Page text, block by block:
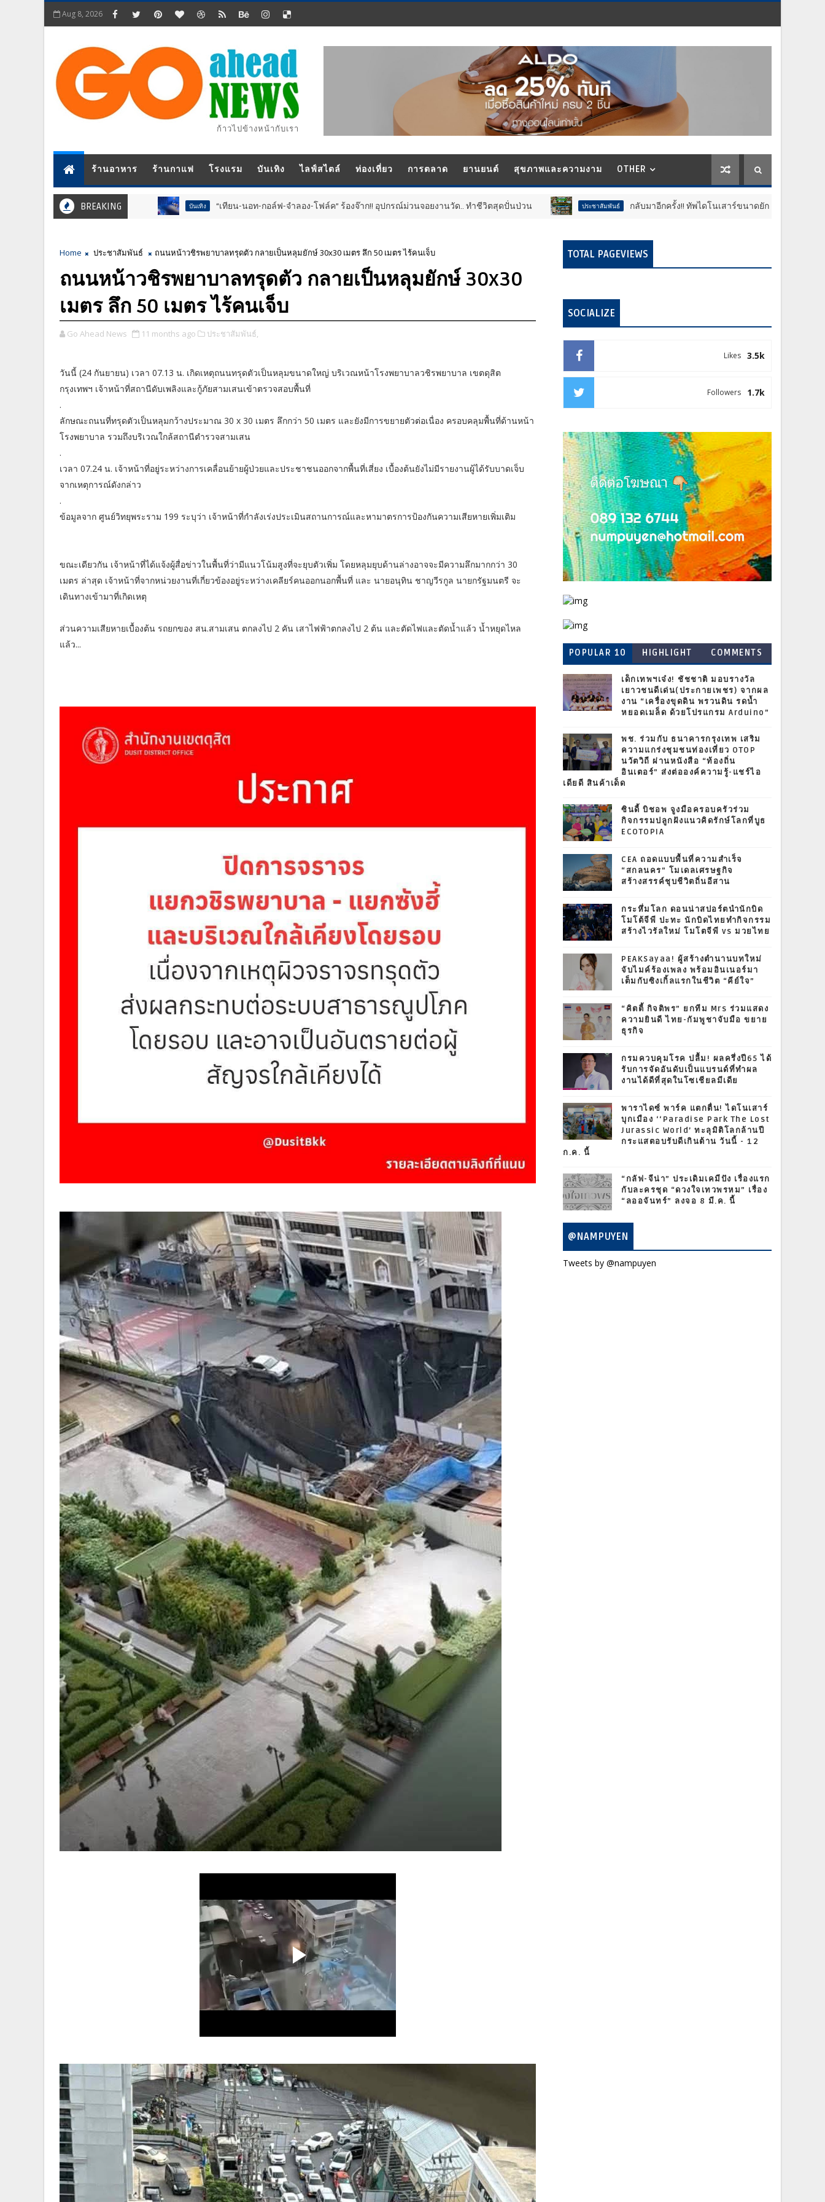
Aug 8, 2026
ก้าวไปข้างหน้ากับเรา
ร้านอาหาร ร้านกาแฟ โรงแรม บันเทิง ไลฟ์สไตล์ ท่องเที่ยว การตลาด ยานยนต์ สุขภาพและความงาม OTHER
BREAKING “เทียน-นอท-กอล์ฟ-จำลอง-โฟล์ค” ร้องจ๊าก!! อุปกรณ์ม่วนจอยงานวัด.. ทำชีวิตสุดปั่นป่วน ประชาสัมพันธ์ กลับมาอีกครั้ง!! ทัพไดโนเสาร์ขนาดยักษ์บุกใจกลางกรุง@ศูนย์การ
Home ประชาสัมพันธ์ ถนนหน้าวชิรพยาบาลทรุดตัว กลายเป็นหลุมยักษ์ 30x30 เมตร ลึก 50 เมตร ไร้คนเจ็บ
ถนนหน้าวชิรพยาบาลทรุดตัว กลายเป็นหลุมยักษ์ 30x30
เมตร ลึก 50 เมตร ไร้คนเจ็บ
Go Ahead News 11 months ago ประชาสัมพันธ์,
วันนี้ (24 กันยายน) เวลา 07.13 น. เกิดเหตุถนนทรุดตัวเป็นหลุมขนาดใหญ่ บริเวณหน้าโรงพยาบาลวชิรพยาบาล เขตดุสิต
กรุงเทพฯ เจ้าหน้าที่สถานีดับเพลิงและกู้ภัยสามเสนเข้าตรวจสอบพื้นที่
.
ลักษณะถนนที่ทรุดตัวเป็นหลุมกว้างประมาณ 30 x 30 เมตร ลึกกว่า 50 เมตร และยังมีการขยายตัวต่อเนื่อง ครอบคลุมพื้นที่ด้านหน้า
โรงพยาบาล รวมถึงบริเวณใกล้สถานีตำรวจสามเสน
.
เวลา 07.24 น. เจ้าหน้าที่อยู่ระหว่างการเคลื่อนย้ายผู้ป่วยและประชาชนออกจากพื้นที่เสี่ยง เบื้องต้นยังไม่มีรายงานผู้ได้รับบาดเจ็บ
จากเหตุการณ์ดังกล่าว
.
ข้อมูลจาก ศูนย์วิทยุพระราม 199 ระบุว่า เจ้าหน้าที่กำลังเร่งประเมินสถานการณ์และหามาตรการป้องกันความเสียหายเพิ่มเติม
ขณะเดียวกัน เจ้าหน้าที่ได้แจ้งผู้สื่อข่าวในพื้นที่ว่ามีแนวโน้มสูงที่จะยุบตัวเพิ่ม โดยหลุมยุบด้านล่างอาจจะมีความลึกมากกว่า 30
เมตร ล่าสุด เจ้าหน้าที่จากหน่วยงานที่เกี่ยวข้องอยู่ระหว่างเคลียร์คนออกนอกพื้นที่ และ นายอนุทิน ชาญวีรกูล นายกรัฐมนตรี จะ
เดินทางเข้ามาที่เกิดเหตุ
ส่วนความเสียหายเบื้องต้น รถยกของ สน.สามเสน ตกลงไป 2 คัน เสาไฟฟ้าตกลงไป 2 ต้น และตัดไฟและตัดน้ำแล้ว น้ำหยุดไหล
แล้ว...
TOTAL PAGEVIEWS
SOCIALIZE
3.5k
Likes
1.7k
Followers
POPULAR 10 HIGHLIGHT COMMENTS
เด็กเทพฯเจ๋ง! ชัชชาติ มอบรางวัล
เยาวชนดีเด่น(ประกายเพชร) จากผล
งาน “เครื่องขุดดิน พรวนดิน รดน้ำ
หยอดเมล็ด ด้วยโปรแกรม Arduino”
พช. ร่วมกับ ธนาคารกรุงเทพ เสริม
ความแกร่งชุมชนท่องเที่ยว OTOP
นวัตวิถี ผ่านหนังสือ “ท้องถิ่น
อินเตอร์” ส่งต่อองค์ความรู้-แชร์ไอ
เดียดี สินค้าเด็ด
ซินดี้ บิชอพ จูงมือครอบครัวร่วม
กิจกรรมปลูกฝังแนวคิดรักษ์โลกที่บูธ
ECOTOPIA
CEA ถอดแบบพื้นที่ความสำเร็จ
“สกลนคร” โมเดลเศรษฐกิจ
สร้างสรรค์ชุบชีวิตถิ่นอีสาน
กระหึ่มโลก ดอนน่าสปอร์ตนำนักบิด
โมโต้จีพี ปะทะ นักบิดไทยทำกิจกรรม
สร้างไวรัลใหม่ โมโตจีพี vs มวยไทย
PEAKSayaa! ผู้สร้างตำนานบทใหม่
จับไมค์ร้องเพลง พร้อมอินเนอร์มา
เต็มกับซิงเกิ้ลแรกในชีวิต “คีย์ใจ”
“คิตตี้ กิจติพร” ยกทีม Mrs ร่วมแสดง
ความยินดี ไทย-กัมพูชาจับมือ ขยาย
ธุรกิจ
กรมควบคุมโรค ปลื้ม! ผลครึ่งปี65 ได้
รับการจัดอันดับเป็นแบรนด์ที่ทำผล
งานได้ดีที่สุดในโซเชียลมีเดีย
พาราไดซ์ พาร์ค แตกตื่น! ไดโนเสาร์
บุกเมือง ‘‘Paradise Park The Lost
Jurassic World’ ทะลุมิติโลกล้านปี
กระแสตอบรับดีเกินต้าน วันนี้ - 12
ก.ค. นี้
“กลัฟ-จีน่า” ประเดิมเคมีปัง เรื่องแรก
กับละครชุด “ดวงใจเทวพรหม” เรื่อง
“ลออจันทร์” ลงจอ 8 มี.ค. นี้
@NAMPUYEN
Tweets by @nampuyen